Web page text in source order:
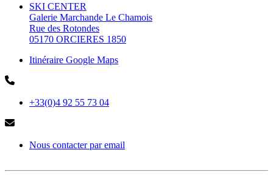
SKI CENTER
Galerie Marchande Le Chamois
Rue des Rotondes
05170 ORCIERES 1850
Itinéraire Google Maps
+33(0)4 92 55 73 04
Nous contacter par email